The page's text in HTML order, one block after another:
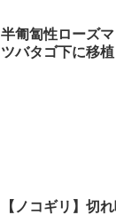
半匍匐性ローズ
ツバタゴ下に移
【ノコギリ】切